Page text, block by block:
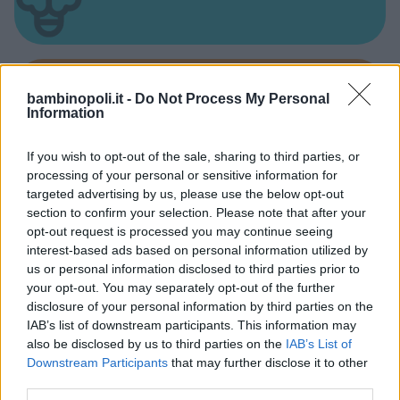
bambinopoli.it - Do Not Process My Personal
Information
If you wish to opt-out of the sale, sharing to third parties, or
processing of your personal or sensitive information for
targeted advertising by us, please use the below opt-out
section to confirm your selection. Please note that after your
opt-out request is processed you may continue seeing
interest-based ads based on personal information utilized by
us or personal information disclosed to third parties prior to
your opt-out. You may separately opt-out of the further
disclosure of your personal information by third parties on the
IAB’s list of downstream participants. This information may
also be disclosed by us to third parties on the IAB’s List of
Downstream Participants that may further disclose it to other
Feste
Kinderheim